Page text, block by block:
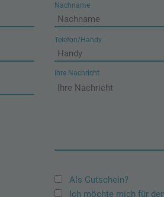
Nachname
Telefon/Handy
Ihre Nachricht
Als Gutschein?
Ich möchte mich für